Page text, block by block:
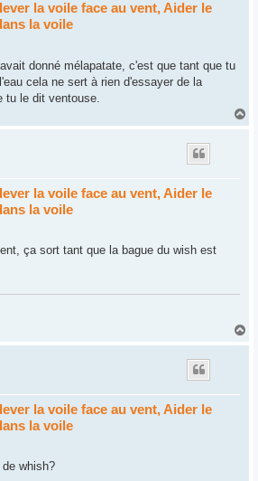
la voile face au vent, Aider le
la voile
donné mélapatate, c'est que tant que tu
cela ne sert à rien d'essayer de la
tu le dit ventouse.
a
la voile face au vent, Aider le
la voile
ça sort tant que la bague du wish est
la voile face au vent, Aider le
la voile
whish?